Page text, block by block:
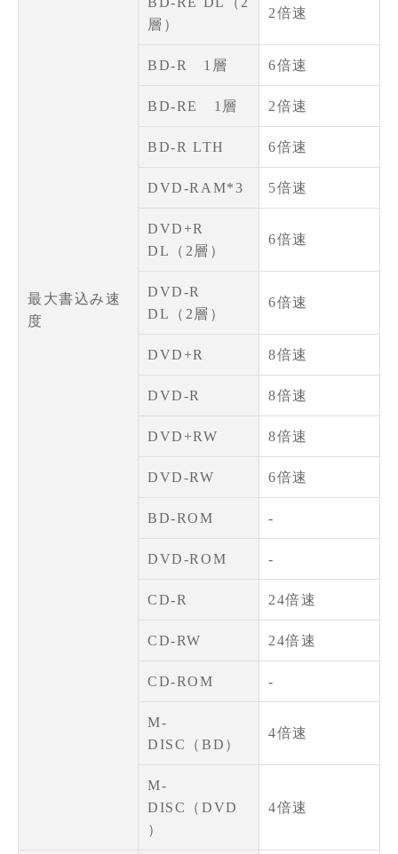
最大書込み速
度
層）
2倍速
BD-R 1層 6倍速
BD-RE 1層 2倍速
BD-R LTH 6倍速
DVD-RAM*3 5倍速
DVD+R
DL（2層）
6倍速
DVD-R
DL（2層）
6倍速
DVD+R 8倍速
DVD-R 8倍速
DVD+RW 8倍速
DVD-RW 6倍速
BD-ROM -
DVD-ROM -
CD-R 24倍速
CD-RW 24倍速
CD-ROM -
M-
DISC（BD）
4倍速
M-
DISC（DVD
）
4倍速